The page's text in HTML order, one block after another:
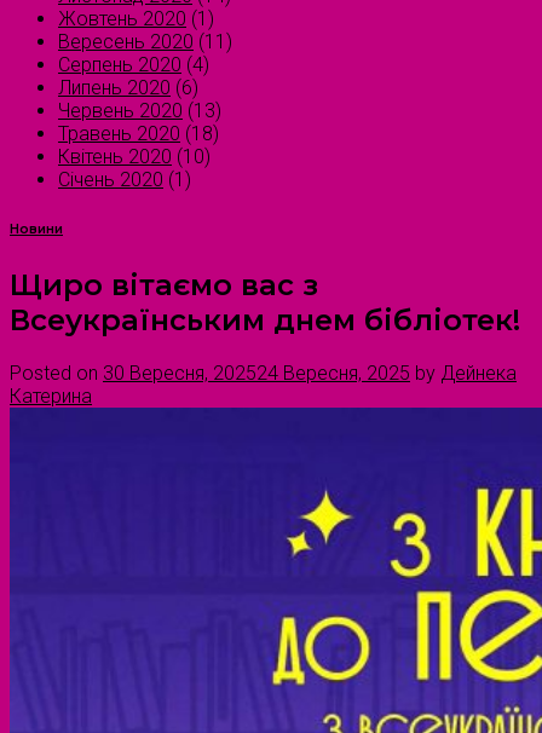
Жовтень 2020 (1)
Вересень 2020 (11)
Серпень 2020 (4)
Липень 2020 (6)
Червень 2020 (13)
Травень 2020 (18)
Квітень 2020 (10)
Січень 2020 (1)
Новини
Щиро вітаємо вас з
Всеукраїнським днем бібліотек!
Posted on 30 Вересня, 202524 Вересня, 2025 by Дейнека
Катерина